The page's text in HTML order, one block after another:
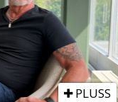
PLUSS